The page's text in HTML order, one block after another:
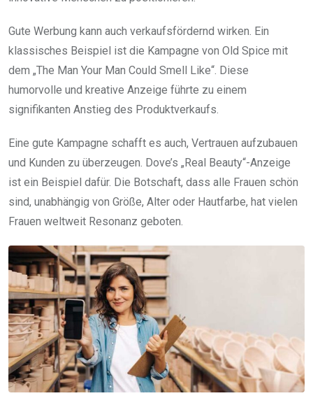
Gute Werbung kann auch verkaufsfördernd wirken. Ein
klassisches Beispiel ist die Kampagne von Old Spice mit
dem „The Man Your Man Could Smell Like“. Diese
humorvolle und kreative Anzeige führte zu einem
signifikanten Anstieg des Produktverkaufs.
Eine gute Kampagne schafft es auch, Vertrauen aufzubauen
und Kunden zu überzeugen. Dove’s „Real Beauty“-Anzeige
ist ein Beispiel dafür. Die Botschaft, dass alle Frauen schön
sind, unabhängig von Größe, Alter oder Hautfarbe, hat vielen
Frauen weltweit Resonanz geboten.